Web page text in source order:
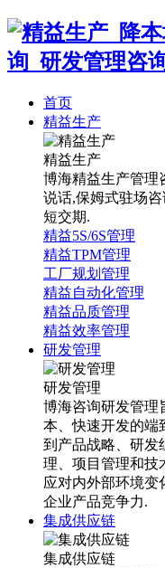
首页
精益生产
精益生产
博海精益生产管理
说话,保姆式驻场
短交期.
精益5S/6S管理
精益TPM管理
工厂规划管理
精益自动化管理
精益品质管理
精益效率管理
研发管理
研发管理
博海咨询研发管理
本、快速开发的端
到产品战略、研发
理、项目管理和技
应对内外部环境变
企业产品竞争力.
集成供应链
集成供应链